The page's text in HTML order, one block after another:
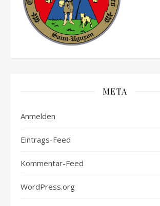
META
Anmelden
Eintrags-Feed
Kommentar-Feed
WordPress.org